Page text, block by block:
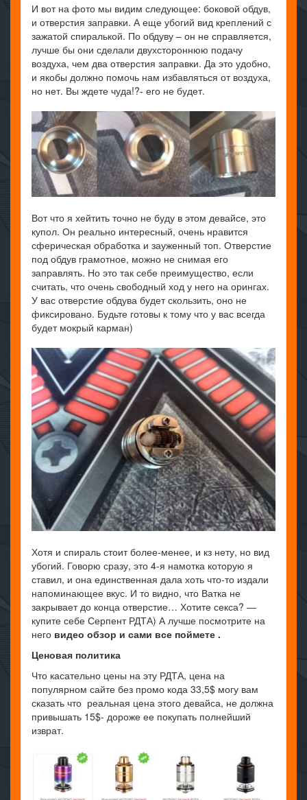
И вот на фото мы видим следующее: боковой обдув,
и отверстия заправки. А еще убогий вид креплений с
зажатой спиралькой. По обдуву – он не справляется,
лучше бы они сделали двухстороннюю подачу
воздуха, чем два отверстия заправки. Да это удобно,
и якобы должно помочь нам избавляться от воздуха,
но нет. Вы ждете чуда!?- его не будет.
Вот что я хейтить точно не буду в этом девайсе, это
купол. Он реально интересный, очень нравится
сферическая обработка и зауженный топ. Отверстие
под обдув грамотное, можно не снимая его
заправлять. Но это так себе преимущество, если
считать, что очень свободный ход у него на орингах.
У вас отверстие обдува будет скользить, оно не
фиксировано. Будьте готовы к тому что у вас всегда
будет мокрый карман)
Хотя и спираль стоит более-менее, и кз нету, но вид
убогий. Говорю сразу, это 4-я намотка которую я
ставил, и она единственная дала хоть что-то издали
напоминающее вкус. И то видно, что Ватка не
закрывает до конца отверстие… Хотите секса? —
купите себе Серпент РДТА) А лучше посмотрите на
него видео обзор и сами все поймете .
Ценовая политика
Что касательно цены на эту РДТА, цена на
популярном сайте без промо кода 33,5$ могу вам
сказать что реальная цена этого девайса, не должна
привышать 15$- дороже ее покупать полнейший
изврат.